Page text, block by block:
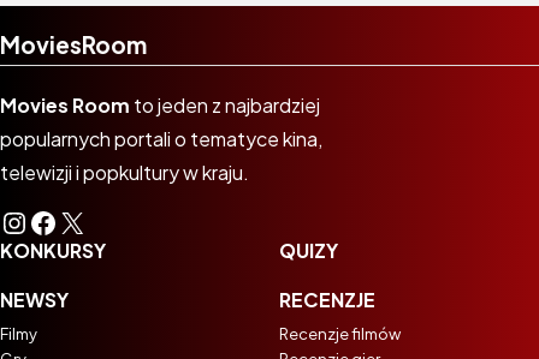
MoviesRoom
Movies Room to jeden z najbardziej
popularnych portali o tematyce kina,
telewizji i popkultury w kraju.
Instagram
Facebook
X
KONKURSY
NEWSY
Filmy
QUIZY
RECENZJE
Recenzje filmów